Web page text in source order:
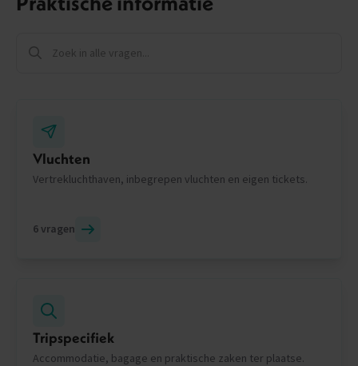
Vluchten
Vertrekluchthaven, inbegrepen vluchten en eigen tickets.
6 vragen
Tripspecifiek
Accommodatie, bagage en praktische zaken ter plaatse.